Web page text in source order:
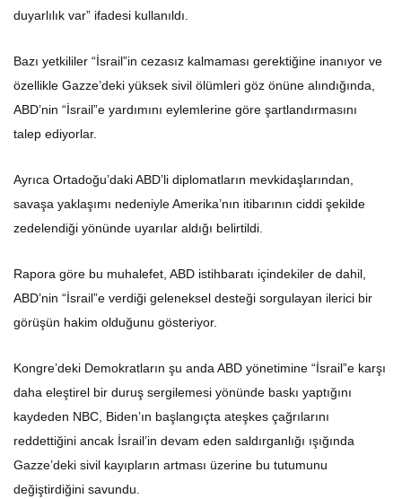
duyarlılık var” ifadesi kullanıldı.
Bazı yetkililer “İsrail”in cezasız kalmaması gerektiğine inanıyor ve
özellikle Gazze’deki yüksek sivil ölümleri göz önüne alındığında,
ABD’nin “İsrail”e yardımını eylemlerine göre şartlandırmasını
talep ediyorlar.
Ayrıca Ortadoğu’daki ABD’li diplomatların mevkidaşlarından,
savaşa yaklaşımı nedeniyle Amerika’nın itibarının ciddi şekilde
zedelendiği yönünde uyarılar aldığı belirtildi.
Rapora göre bu muhalefet, ABD istihbaratı içindekiler de dahil,
ABD’nin “İsrail”e verdiği geleneksel desteği sorgulayan ilerici bir
görüşün hakim olduğunu gösteriyor.
Kongre’deki Demokratların şu anda ABD yönetimine “İsrail”e karşı
daha eleştirel bir duruş sergilemesi yönünde baskı yaptığını
kaydeden NBC, Biden’ın başlangıçta ateşkes çağrılarını
reddettiğini ancak İsrail’in devam eden saldırganlığı ışığında
Gazze’deki sivil kayıpların artması üzerine bu tutumunu
değiştirdiğini savundu.